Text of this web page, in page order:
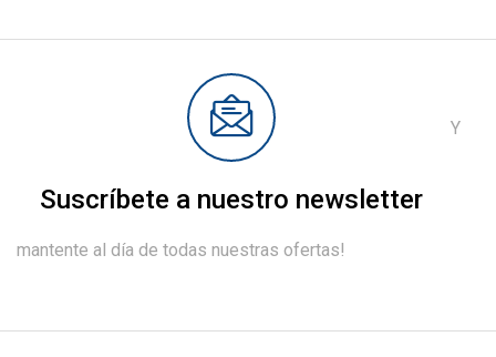
Suscríbete a nuestro newsletter
Y
mantente al día de todas nuestras ofertas!